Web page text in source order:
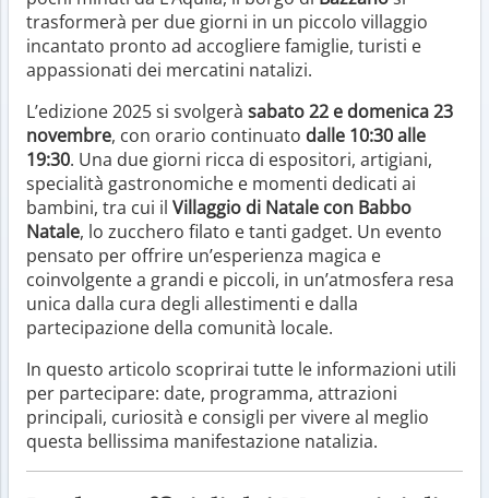
trasformerà per due giorni in un piccolo villaggio
incantato pronto ad accogliere famiglie, turisti e
appassionati dei mercatini natalizi.
L’edizione 2025 si svolgerà sabato 22 e domenica 23
novembre, con orario continuato dalle 10:30 alle
19:30. Una due giorni ricca di espositori, artigiani,
specialità gastronomiche e momenti dedicati ai
bambini, tra cui il Villaggio di Natale con Babbo
Natale, lo zucchero filato e tanti gadget. Un evento
pensato per offrire un’esperienza magica e
coinvolgente a grandi e piccoli, in un’atmosfera resa
unica dalla cura degli allestimenti e dalla
partecipazione della comunità locale.
In questo articolo scoprirai tutte le informazioni utili
per partecipare: date, programma, attrazioni
principali, curiosità e consigli per vivere al meglio
questa bellissima manifestazione natalizia.